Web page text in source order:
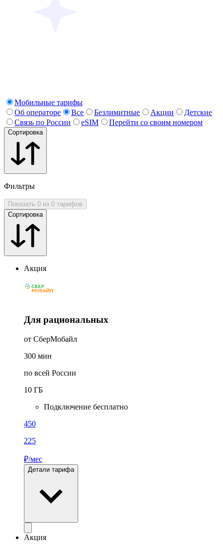
Мобильные тарифы
Об операторе
Все Безлимитные Акции
Детские
Связь по России
eSIM Перейти со своим номером
Сортировка
Фильтры
Показать 0 из 0 тарифов
Сортировка
Акция
Для рациональных
от СберМобайл
300 мин
по всей России
10 ГБ
Подключение бесплатно
450
225
₽/мес
Детали тарифа
Акция